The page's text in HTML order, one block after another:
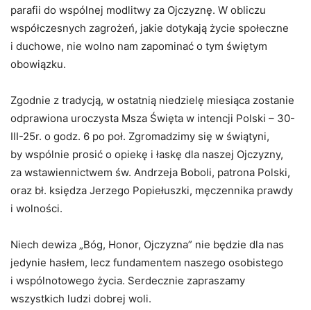
parafii do wspólnej modlitwy za Ojczyznę. W obliczu
współczesnych zagrożeń, jakie dotykają życie społeczne
i duchowe, nie wolno nam zapominać o tym świętym
obowiązku.
Zgodnie z tradycją, w ostatnią niedzielę miesiąca zostanie
odprawiona uroczysta Msza Święta w intencji Polski – 30-
III-25r. o godz. 6 po poł. Zgromadzimy się w świątyni,
by wspólnie prosić o opiekę i łaskę dla naszej Ojczyzny,
za wstawiennictwem św. Andrzeja Boboli, patrona Polski,
oraz bł. księdza Jerzego Popiełuszki, męczennika prawdy
i wolności.
Niech dewiza „Bóg, Honor, Ojczyzna” nie będzie dla nas
jedynie hasłem, lecz fundamentem naszego osobistego
i wspólnotowego życia. Serdecznie zapraszamy
wszystkich ludzi dobrej woli.